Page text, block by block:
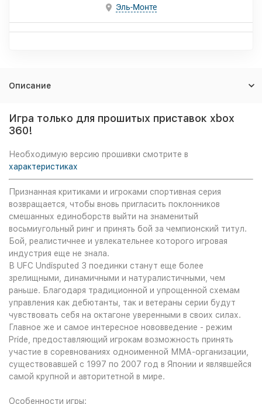
Эль-Монте
Описание
Игра только для прошитых приставок xbox
360!
Необходимую версию прошивки смотрите в
характеристиках
Признанная критиками и игроками спортивная серия
возвращается, чтобы вновь пригласить поклонников
смешанных единоборств выйти на знаменитый
восьмиугольный ринг и принять бой за чемпионский титул.
Бой, реалистичнее и увлекательнее которого игровая
индустрия еще не знала.
В UFC Undisputed 3 поединки станут еще более
зрелищными, динамичными и натуралистичными, чем
раньше. Благодаря традиционной и упрощенной схемам
управления как дебютанты, так и ветераны серии будут
чувствовать себя на октагоне уверенными в своих силах.
Главное же и самое интересное нововведение - режим
Pride, предоставляющий игрокам возможность принять
участие в соревнованиях одноименной ММА-организации,
существовавшей с 1997 по 2007 год в Японии и являвшейся
самой крупной и авторитетной в мире.
Особенности игры: